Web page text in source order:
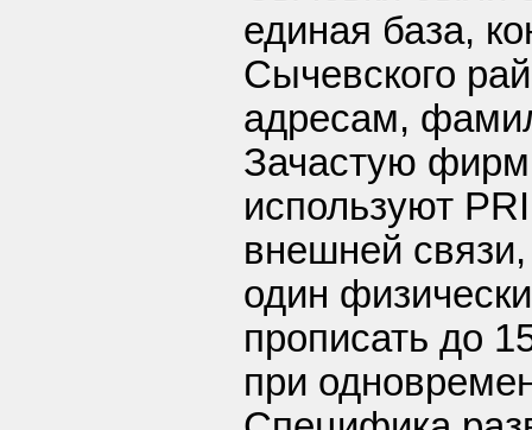
единая база,
Сычевского
адресам,
Зачастую
используют
внешней
один
прописать до
при